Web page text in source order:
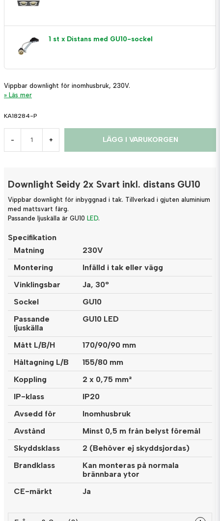
1 st x Distans med GU10-sockel
Vippbar downlight för inomhusbruk, 230V.
Läs mer
KA18284-P
- + LÄGG I VARUKORGEN
Downlight Seidy 2x Svart inkl. distans GU10
Vippbar downlight för inbyggnad i tak. Tillverkad i gjuten aluminium
med mattsvart färg.
Passande ljuskälla är GU10 LED.
Specifikation
Matning
230V
Montering
Infälld i tak eller vägg
Vinklingsbar
Ja, 30°
Sockel
GU10
Passande
ljuskälla
GU10 LED
Mått L/B/H
170/90/90 mm
Håltagning L/B
155/80 mm
Koppling
2 x 0,75 mm²
IP-klass
IP20
Avsedd för
Inomhusbruk
Avstånd
Minst 0,5 m från belyst föremål
Skyddsklass
2 (Behöver ej skyddsjordas)
Brandklass
Kan monteras på normala
brännbara ytor
CE-märkt
Ja